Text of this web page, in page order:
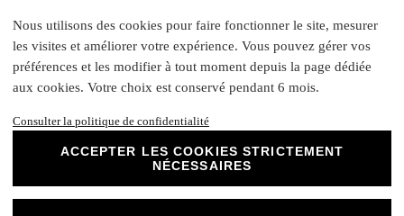
tout en œuvre pour vous offrir des produits
d'exception qui répondent à vos attentes les
plus exigeantes. Faites confiance à notre
expertise et à notre passion pour vous
projets évènementiels.
Une fois votre commande passée, si vous souhaitez
visualiser un aperçu avec vos propres photos, textes et
Nous utilisons des cookies pour faire fonctionner le site, mesurer
les visites et améliorer votre expérience. Vous pouvez gérer vos
préférences et les modifier à tout moment depuis la page dédiée
aux cookies. Votre choix est conservé pendant 6 mois.
Consulter la politique de confidentialité
ACCEPTER LES COOKIES STRICTEMENT
NÉCESSAIRES